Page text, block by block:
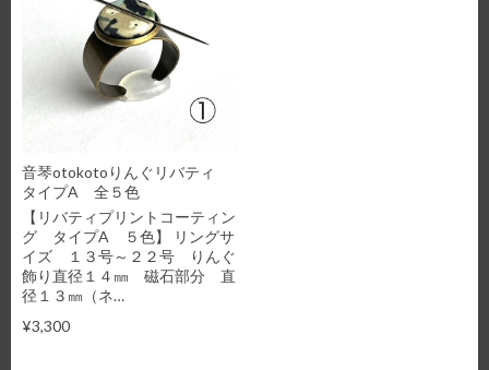
音琴otokotoりんぐリバティ
タイプA 全５色
【リバティプリントコーティン
グ タイプA ５色】 リングサ
イズ １３号～２２号 りんぐ
飾り直径１４㎜ 磁石部分 直
径１３㎜（ネ…
¥3,300